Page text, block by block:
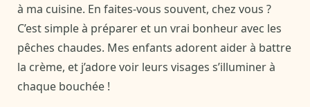
à ma cuisine. En faites-vous souvent, chez vous ?
C’est simple à préparer et un vrai bonheur avec les
pêches chaudes. Mes enfants adorent aider à battre
la crème, et j’adore voir leurs visages s’illuminer à
chaque bouchée !